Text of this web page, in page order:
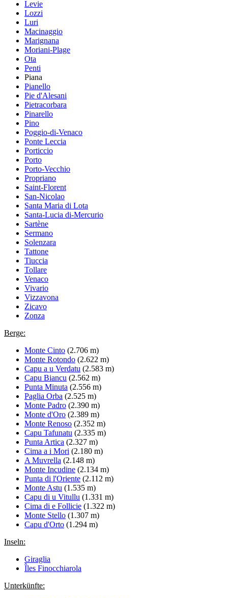
Levie
Lozzi
Luri
Macinaggio
Marignana
Moriani-Plage
Ota
Penti
Piana
Pianello
Pie d'Alesani
Pietracorbara
Pinarello
Pino
Poggio-di-Venaco
Ponte Leccia
Porticcio
Porto
Porto-Vecchio
Propriano
Saint-Florent
San-Nicolao
Santa Maria di Lota
Santa-Lucia di-Mercurio
Sartène
Sermano
Solenzara
Tattone
Tiuccia
Tollare
Venaco
Vivario
Vizzavona
Zicavo
Zonza
Berge:
Monte Cinto (2.706 m)
Monte Rotondo (2.622 m)
Capu a u Verdatu (2.583 m)
Capu Biancu (2.562 m)
Punta Minuta (2.556 m)
Paglia Orba (2.525 m)
Monte Padro (2.390 m)
Monte d'Oro (2.389 m)
Monte Renoso (2.352 m)
Capu Tafunatu (2.335 m)
Punta Artica (2.327 m)
Cima a i Mori (2.180 m)
A Muvrella (2.148 m)
Monte Incudine (2.134 m)
Punta di l'Oriente (2.112 m)
Monte Astu (1.535 m)
Capu di u Vitullu (1.331 m)
Cima di e Follicie (1.322 m)
Monte Stello (1.307 m)
Capu d'Orto (1.294 m)
Inseln:
Giraglia
Îles Finocchiarola
Unterkünfte: